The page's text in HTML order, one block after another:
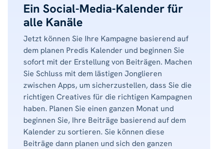
Ein Social-Media-Kalender für
alle Kanäle
Jetzt können Sie Ihre Kampagne basierend auf
dem planen Predis Kalender und beginnen Sie
sofort mit der Erstellung von Beiträgen. Machen
Sie Schluss mit dem lästigen Jonglieren
zwischen Apps, um sicherzustellen, dass Sie die
richtigen Creatives für die richtigen Kampagnen
haben. Planen Sie einen ganzen Monat und
beginnen Sie, Ihre Beiträge basierend auf dem
Kalender zu sortieren. Sie können diese
Beiträge dann planen und sich den ganzen